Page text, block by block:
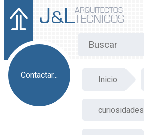
J&LARQUITECTOS
TECNICOS
Contactar... Inicio
curiosidades